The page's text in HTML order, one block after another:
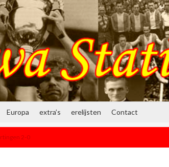
Europa extra’s erelijsten Contact
2-0